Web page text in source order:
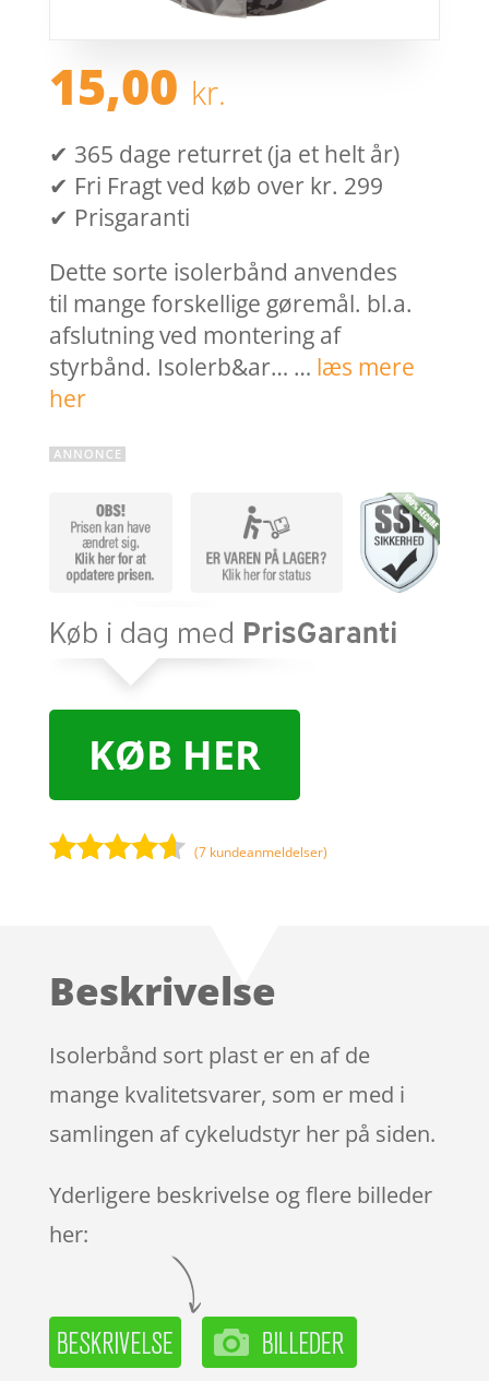
15,00 kr.
✔ 365 dage returret (ja et helt år)
✔ Fri Fragt ved køb over kr. 299
✔ Prisgaranti
Dette sorte isolerbånd anvendes
til mange forskellige gøremål. bl.a.
afslutning ved montering af
styrbånd. Isolerb&ar… … læs mere
her
KØB HER
på
mmelser
(7 kundeanmeldelser)
Beskrivelse
Isolerbånd sort plast er en af de
mange kvalitetsvarer, som er med i
samlingen af cykeludstyr her på siden.
Yderligere beskrivelse og flere billeder
her: